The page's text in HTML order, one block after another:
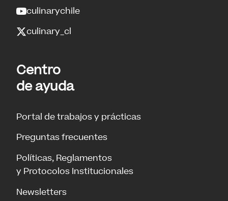
culinarychile
culinary_cl
Centro
de ayuda
Portal de trabajos y prácticas
Preguntas frecuentes
Políticas, Reglamentos
y Protocolos Institucionales
Newsletters